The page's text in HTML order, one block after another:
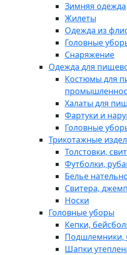
Зимняя одежда
Жилеты
Одежда из
Головные
Снаряжение
Одежда для
Костюмы для
Халаты для
Фартуки и
Головные
Трикотажные
Толстовки,
Футболки,
Белье
Свитера,
Носки
Головные уборы
Кепки,
Подшлемники,
Шапки